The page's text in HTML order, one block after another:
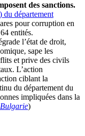
des sanctions.
département
pour corruption en
entités.
l’état de droit,
sape les
et prive des civils
L’action
ciblant la
du département du
impliquées dans la
)